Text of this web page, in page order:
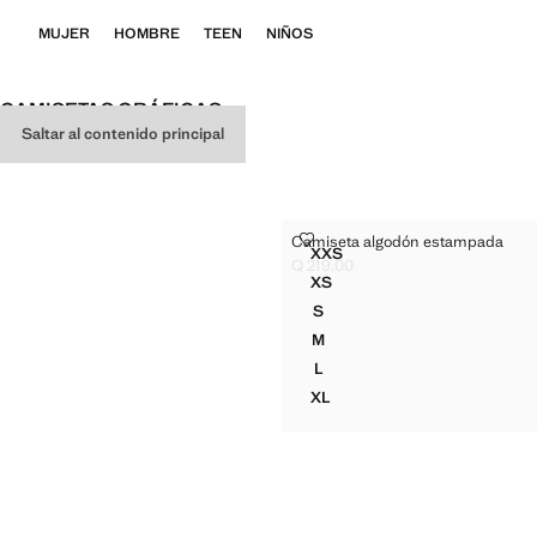
Saltar al contenido principal
MUJER HOMBRE TEEN NIÑOS
CAMISETAS GRÁFICAS
Tallas
XXSCAMISETA ALGODÓN
XSCAMISETA ALGODÓN
SCAMISETA ALGODÓN
MCAMISETA ALGODÓN
L
CAMISETA ALGODÓN
XLCAMISETA ALGODÓN
Camiseta algodón estampada
CAMISETA ALGODÓN
Precio actual [Q 219.00 ]
Q 219.00